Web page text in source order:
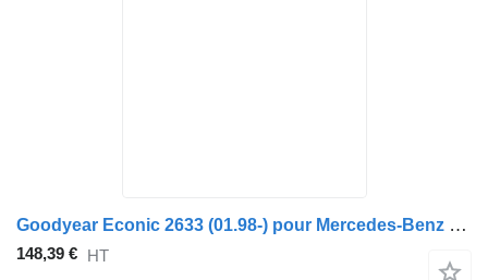
Goodyear Econic 2633 (01.98-) pour Mercedes-Benz Econic (1998-2014)
148,39 € HT